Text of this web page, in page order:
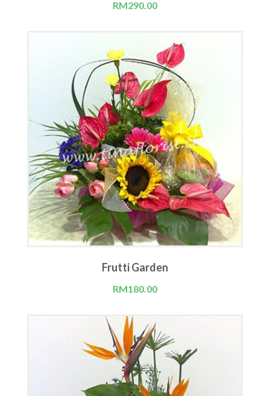
RM290.00
Frutti Garden
RM180.00